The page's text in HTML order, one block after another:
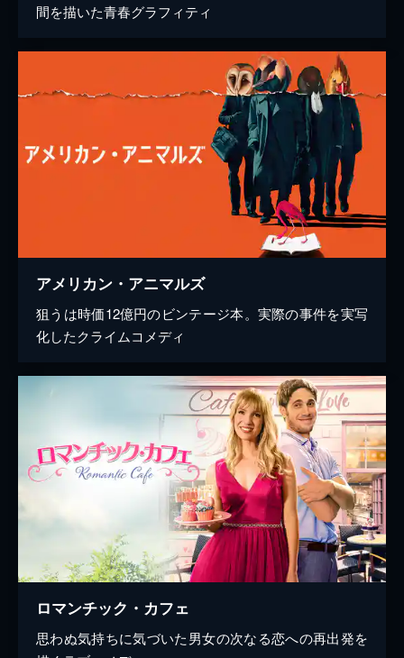
間を描いた青春グラフィティ
アメリカン・アニマルズ
狙うは時価12億円のビンテージ本。実際の事件を実写
化したクライムコメディ
ロマンチック・カフェ
思わぬ気持ちに気づいた男女の次なる恋への再出発を